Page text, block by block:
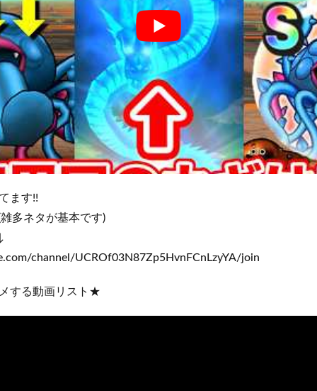
ます!!
多ネタが基本です)
channel/UCROf03N87Zp5HvnFCnLzyYA/join
する動画リスト★